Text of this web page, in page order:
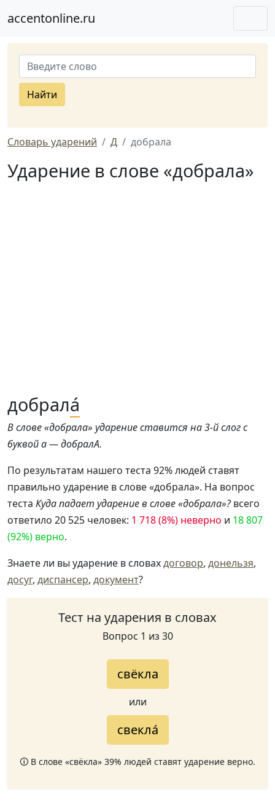
accentonline.ru
Найти
Словарь ударений Д добрала
Ударение в слове «добрала»
добрала́
В слове «добрала» ударение ставится на 3-й слог с
буквой а — добралА.
По результатам нашего теста 92% людей ставят
правильно ударение в слове «добрала». На вопрос
теста Куда падает ударение в слове «добрала»?всего
ответило 20 525 человек: 1 718 (8%) неверно и 18 807
(92%) верно.
Знаете ли вы ударение в словахдоговор, донельзя,
досуг, диспансер, документ?
Тест на ударения в словах
Вопрос 1 из 30
свёкла
или
свекла́
🛈 В слове «свёкла» 39% людей ставят ударение верно.